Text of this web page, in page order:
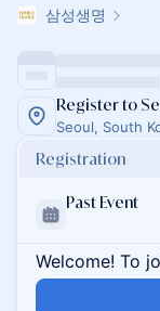
삼성생명
Register to
Seoul, South
Registration
Past Event
Welcome! To